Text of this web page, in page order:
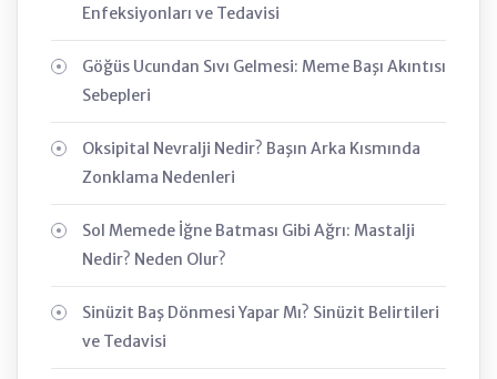
Enfeksiyonları ve Tedavisi
Göğüs Ucundan Sıvı Gelmesi: Meme Başı Akıntısı
Sebepleri
Oksipital Nevralji Nedir? Başın Arka Kısmında
Zonklama Nedenleri
Sol Memede İğne Batması Gibi Ağrı: Mastalji
Nedir? Neden Olur?
Sinüzit Baş Dönmesi Yapar Mı? Sinüzit Belirtileri
ve Tedavisi